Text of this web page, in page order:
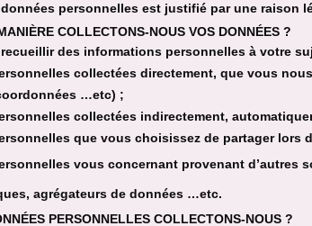
personnelles est justifié par une raison
COLLECTONS-NOUS VOS DONNÉES ?
des informations personnelles à votre
collectées directement, que vous
…etc) ;
collectées indirectement,
que vous choisissez de partager lors
vous concernant provenant d’autres
agrégateurs de données …etc.
PERSONNELLES COLLECTONS-NOUS ?